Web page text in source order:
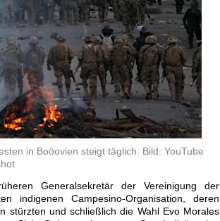
in Boöovien steigt täglich. Bild: YouTube
Generalsekretär der Vereinigung der
indigenen Campesino-Organisation, deren
stürzten und schließlich die Wahl Evo Morales